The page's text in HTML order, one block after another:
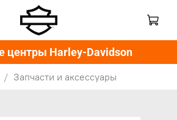
центры Harley-Davidson
Запчасти и аксессуары